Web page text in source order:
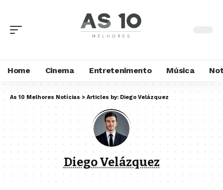
Home Cinema Entretenimento Música
As 10 Melhores Notícias > Articles by: Diego Velázquez
Diego Velázquez